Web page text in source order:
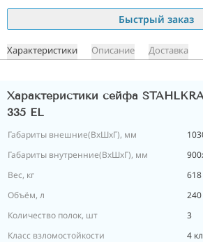
Быстрый заказ
Характеристики Описание Доставка
Характеристики сейфа
335 EL
Габариты внешние(ВхШхГ), мм
Габариты внутренние(ВхШхГ), мм
Вес, кг
618
Объём, л
240
Количество полок, шт
3
Класс взломостойкости
4